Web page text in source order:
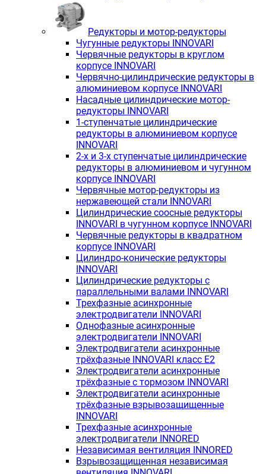
Редукторы и мотор-редукторы
Чугунные редукторы INNOVARI
Червячные редукторы в круглом
корпусе INNOVARI
Червячно-цилиндрические редукторы в
алюминиевом корпусе INNOVARI
Насадные цилиндрические мотор-
редукторы INNOVARI
1-ступенчатые цилиндрические
редукторы в алюминиевом корпусе
INNOVARI
2-х и 3-х ступенчатые цилиндрические
редукторы в алюминиевом и чугунном
корпусе INNOVARI
Червячные мотор-редукторы из
нержавеющей стали INNOVARI
Цилиндрические соосные редукторы
INNOVARI в чугунном корпусе INNOVARI
Червячные редукторы в квадратном
корпусе INNOVARI
Цилиндро-конические редукторы
INNOVARI
Цилиндрические редукторы с
параллельными валами INNOVARI
Трехфазные асинхронные
электродвигатели INNOVARI
Однофазные асинхронные
электродвигатели INNOVARI
Электродвигатели асинхронные
трёхфазные INNOVARI класс E2
Электродвигатели асинхронные
трёхфазные с тормозом INNOVARI
Электродвигатели асинхронные
трёхфазные взрывозащищенные
INNOVARI
Трехфазные асинхронные
электродвигатели INNORED
Независимая вентиляция INNORED
Взрывозащищенная независимая